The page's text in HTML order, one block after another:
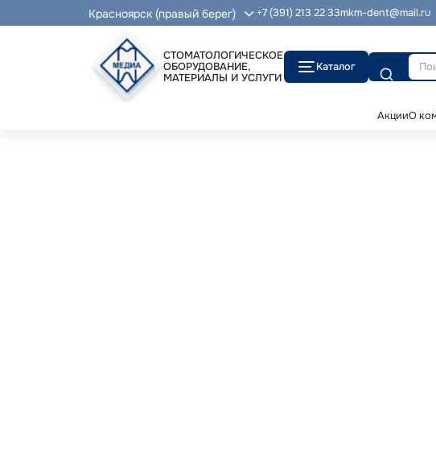
Красноярск (правый берег) +7 (391) 213 22 33mkm-dent@mail.ru
СТОМАТОЛОГИЧЕСКОЕ
ОБОРУДОВАНИЕ,
МАТЕРИАЛЫ И УСЛУГИ
Каталог
Поиск
АкцииО